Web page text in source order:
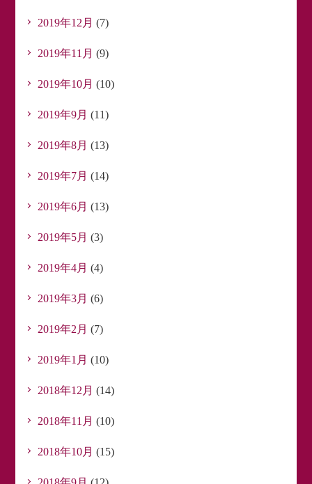
2019年12月 (7)
2019年11月 (9)
2019年10月 (10)
2019年9月 (11)
2019年8月 (13)
2019年7月 (14)
2019年6月 (13)
2019年5月 (3)
2019年4月 (4)
2019年3月 (6)
2019年2月 (7)
2019年1月 (10)
2018年12月 (14)
2018年11月 (10)
2018年10月 (15)